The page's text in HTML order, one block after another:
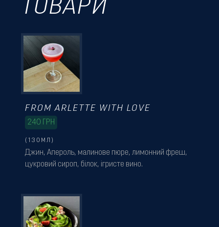
ТОВАРИ
Джин, Апероль, малинове пюре, лимонний фреш,
цукровий сироп, білок, ігристе вино.
(130МЛ)
FROM ARLETTE WITH LOVE
240 ГРН